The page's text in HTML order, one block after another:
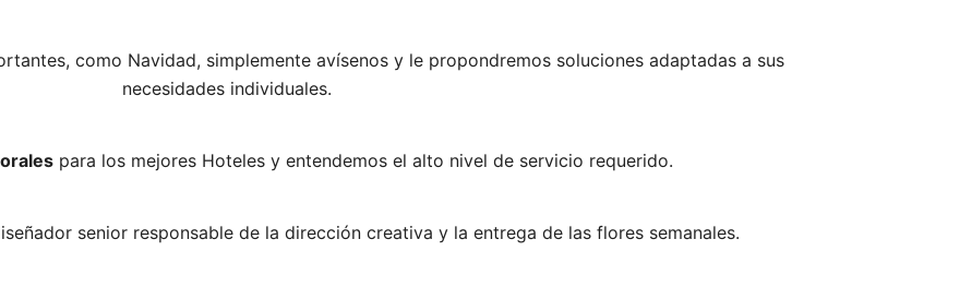
como Navidad, simplemente avísenos y le propondremos soluciones adaptadas a sus
necesidades individuales.
para los mejores Hoteles y entendemos el alto nivel de servicio requerido.
senior responsable de la dirección creativa y la entrega de las flores semanales.